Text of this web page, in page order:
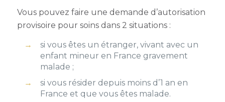
Vous pouvez faire une demande d’autorisation
provisoire pour soins dans 2 situations :
si vous êtes un étranger, vivant avec un
enfant mineur en France gravement
malade ;
si vous résider depuis moins d’1 an en
France et que vous êtes malade.